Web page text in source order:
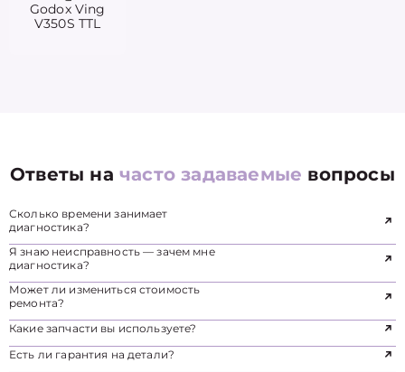
Godox Ving
V350S TTL
Ответы начасто задаваемые вопросы
Сколько времени занимает
диагностика?
Я знаю неисправность — зачем мне
диагностика?
Может ли измениться стоимость
ремонта?
Какие запчасти вы используете?
Есть ли гарантия на детали?